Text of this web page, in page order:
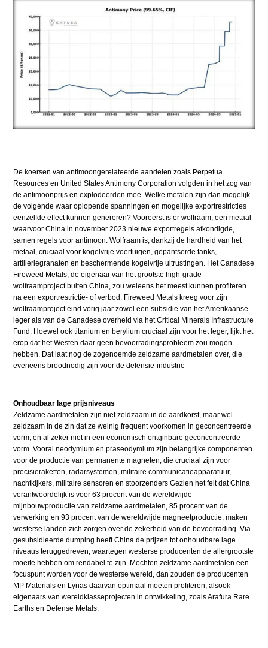
De koersen van antimoongerelateerde aandelen zoals Perpetua
Resources en United States Antimony Corporation volgden in het zog van
de antimoonprijs en explodeerden mee. Welke metalen zijn dan mogelijk
de volgende waar oplopende spanningen en mogelijke exportrestricties
eenzelfde effect kunnen genereren? Vooreerst is er wolfraam, een metaal
waarvoor China in november 2023 nieuwe exportregels afkondigde,
samen regels voor antimoon. Wolfraam is, dankzij de hardheid van het
metaal, cruciaal voor kogelvrije voertuigen, gepantserde tanks,
artilleriegranaten en beschermende kogelvrije uitrustingen. Het Canadese
Fireweed Metals, de eigenaar van het grootste high-grade
wolfraamproject buiten China, zou weleens het meest kunnen profiteren
na een exportrestrictie- of verbod. Fireweed Metals kreeg voor zijn
wolfraamproject eind vorig jaar zowel een subsidie van het Amerikaanse
leger als van de Canadese overheid via het Critical Minerals Infrastructure
Fund. Hoewel ook titanium en berylium cruciaal zijn voor het leger, lijkt het
erop dat het Westen daar geen bevoorradingsprobleem zou mogen
hebben. Dat laat nog de zogenoemde zeldzame aardmetalen over, die
eveneens broodnodig zijn voor de defensie-industrie
Onhoudbaar lage prijsniveaus
Zeldzame aardmetalen zijn niet zeldzaam in de aardkorst, maar wel
zeldzaam in de zin dat ze weinig frequent voorkomen in geconcentreerde
vorm, en al zeker niet in een economisch ontginbare geconcentreerde
vorm. Vooral neodymium en praseodymium zijn belangrijke componenten
voor de productie van permanente magneten, die cruciaal zijn voor
precisieraketten, radarsystemen, militaire communicatieapparatuur,
nachtkijkers, militaire sensoren en stoorzenders Gezien het feit dat China
verantwoordelijk is voor 63 procent van de wereldwijde
mijnbouwproductie van zeldzame aardmetalen, 85 procent van de
verwerking en 93 procent van de wereldwijde magneetproductie, maken
westerse landen zich zorgen over de zekerheid van de bevoorrading. Via
gesubsidieerde dumping heeft China de prijzen tot onhoudbare lage
niveaus teruggedreven, waartegen westerse producenten de allergrootste
moeite hebben om rendabel te zijn. Mochten zeldzame aardmetalen een
focuspunt worden voor de westerse wereld, dan zouden de producenten
MP Materials en Lynas daarvan optimaal moeten profiteren, alsook
eigenaars van wereldklasseprojecten in ontwikkeling, zoals Arafura Rare
Earths en Defense Metals.